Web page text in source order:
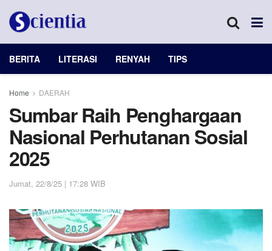
BERITA LITERASI RENYAH TIPS
Home DAERAH
Sumbar Raih Penghargaan
Nasional Perhutanan Sosial
2025
Jumat, 22/8/25 | 17:28 WIB